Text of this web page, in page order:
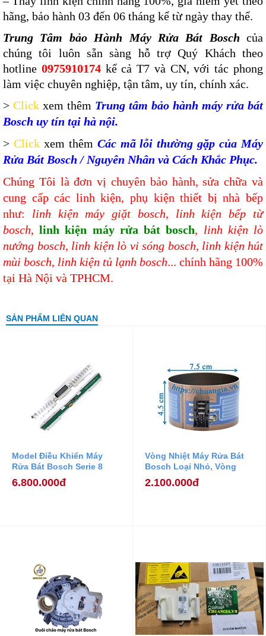
hãng, bảo hành 03 đến 06 tháng kể từ ngày thay thế.
Trung Tâm bảo Hành Máy Rửa Bát Bosch của
chúng tôi luôn sẵn sàng hỗ trợ Quý Khách theo
hotline 0975910174kể cả T7 và CN, với tác phong
làm việc chuyên nghiệp, tận tâm, uy tín, chính xác.
> Click xem thêm Trung tâm bảo hành máy rửa bát
Bosch uy tín tại hà nội.
> Clickxem thêm Các mã lỗi thường gặp của Máy
Rửa Bát Bosch / Nguyên Nhân và Cách Khắc Phục.
Chúng Tôi là đơn vị chuyên bảo hành, sửa chữa và
cung cấp các linh kiện, phụ kiện thiết bị nhà bếp
như: linh kiện máy giặt bosch,
linh kiện bếp từ
bosch,linh kiện máy rửa bát bosch, linh kiện lò
nướng bosch, linh kiện lò vi sóng bosch, linh kiện hút
mùi bosch, linh kiện tủ lạnh bosch... chính hãng 100%
tại Hà Nội và TPHCM.
SẢN PHẨM LIÊN QUAN
Model Điều Khiển Máy
Rửa Bát Bosch Serie 8
6.800.000đ
Vòng Nhiệt Máy Rửa Bát
Bosch Loại Nhỏ, Vòng
Nhiệt Máy Rửa Bát Bosch
Kích Thước 7,5x4,5cm
2.100.000đ